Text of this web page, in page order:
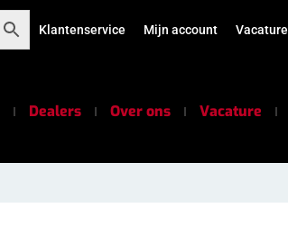
Klantenservice Mijn account Vacature
Dealers Over ons Vacature